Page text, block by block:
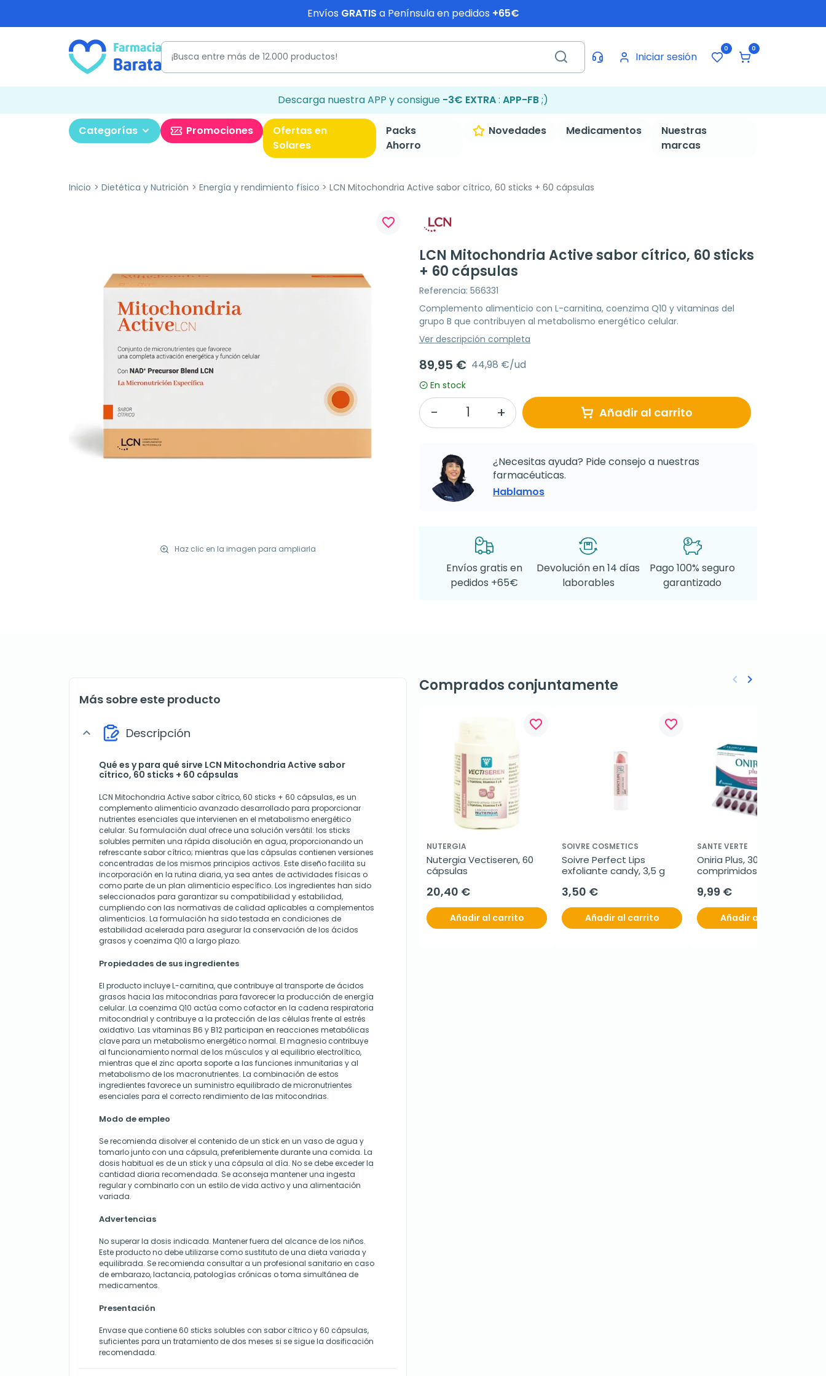
Envíos GRATIS a Península en pedidos +65€
Iniciar sesión
0 0
Descarga nuestra APP y consigue -3€ EXTRA: APP-FB;)
Categorías Promociones
Ofertas en
Solares
Packs
Ahorro
Novedades Medicamentos
Nuestras
marcas
Inicio Dietética y Nutrición Energía y rendimiento físico LCN Mitochondria Active sabor cítrico, 60 sticks + 60 cápsulas
Haz clic en la imagen para ampliarla
favorite_border
LCN Mitochondria Active sabor cítrico, 60 sticks
+ 60 cápsulas
Referencia: 566331
Complemento alimenticio con L-carnitina, coenzima Q10 y vitaminas del
grupo B que contribuyen al metabolismo energético celular.
Ver descripción completa
89,95 € 44,98 €/ud
En stock
Añadir al carrito
¿Necesitas ayuda? Pide consejo a nuestras
farmacéuticas.
Hablamos
Envíos gratis en
pedidos +65€
Devolución en 14 días
laborables
Pago 100% seguro
garantizado
Más sobre este producto
expand_more Descripción
Qué es y para qué sirve LCN Mitochondria Active sabor
cítrico, 60 sticks + 60 cápsulas
LCN Mitochondria Active sabor cítrico, 60 sticks + 60 cápsulas, es un
complemento alimenticio avanzado desarrollado para proporcionar
nutrientes esenciales que intervienen en el metabolismo energético
celular. Su formulación dual ofrece una solución versátil: los sticks
solubles permiten una rápida disolución en agua, proporcionando un
refrescante sabor cítrico; mientras que las cápsulas contienen versiones
concentradas de los mismos principios activos. Este diseño facilita su
incorporación en la rutina diaria, ya sea antes de actividades físicas o
como parte de un plan alimenticio específico. Los ingredientes han sido
seleccionados para garantizar su compatibilidad y estabilidad,
cumpliendo con las normativas de calidad aplicables a complementos
alimenticios. La formulación ha sido testada en condiciones de
estabilidad acelerada para asegurar la conservación de los ácidos
grasos y coenzima Q10 a largo plazo.
Propiedades de sus ingredientes
El producto incluye L-carnitina, que contribuye al transporte de ácidos
grasos hacia las mitocondrias para favorecer la producción de energía
celular. La coenzima Q10 actúa como cofactor en la cadena respiratoria
mitocondrial y contribuye a la protección de las células frente al estrés
oxidativo. Las vitaminas B6 y B12 participan en reacciones metabólicas
clave para un metabolismo energético normal. El magnesio contribuye
al funcionamiento normal de los músculos y al equilibrio electrolítico,
mientras que el zinc aporta soporte a las funciones inmunitarias y al
metabolismo de los macronutrientes. La combinación de estos
ingredientes favorece un suministro equilibrado de micronutrientes
esenciales para el correcto rendimiento de las mitocondrias.
Modo de empleo
Se recomienda disolver el contenido de un stick en un vaso de agua y
tomarlo junto con una cápsula, preferiblemente durante una comida. La
dosis habitual es de un stick y una cápsula al día. No se debe exceder la
cantidad diaria recomendada. Se aconseja mantener una ingesta
regular y combinarlo con un estilo de vida activo y una alimentación
variada.
Advertencias
No superar la dosis indicada. Mantener fuera del alcance de los niños.
Este producto no debe utilizarse como sustituto de una dieta variada y
equilibrada. Se recomienda consultar a un profesional sanitario en caso
de embarazo, lactancia, patologías crónicas o toma simultánea de
medicamentos.
Presentación
Envase que contiene 60 sticks solubles con sabor cítrico y 60 cápsulas,
suficientes para un tratamiento de dos meses si se sigue la dosificación
recomendada.
Comprados conjuntamente
favorite_border
NUTERGIA
Nutergia Vectiseren, 60
cápsulas
20,40 €
Añadir al carrito
favorite_border
SOIVRE COSMETICS
Soivre Perfect Lips
exfoliante candy, 3,5 g
3,50 €
Añadir al carrito
SANTE VERTE
Oniria Plus, 30
comprimidos
9,99 €
Añadir al carrito
Anterior
keyboard_arrow_left Siguiente
keyboard_arrow_right